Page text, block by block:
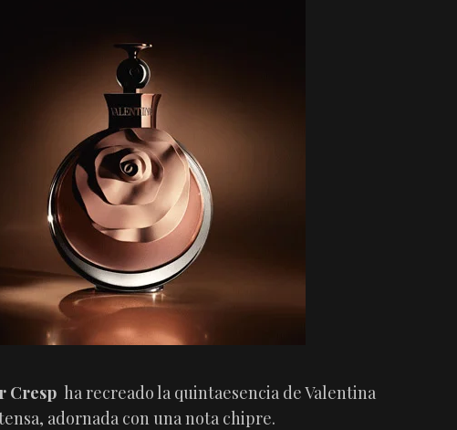
Cresp ha recreado la quintaesencia de Valentina
adornada con una nota chipre.